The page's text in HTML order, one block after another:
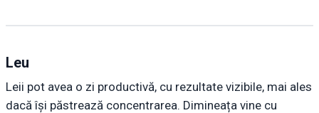
Leu
Leii pot avea o zi productivă, cu rezultate vizibile, mai ales
dacă își păstrează concentrarea. Dimineața vine cu